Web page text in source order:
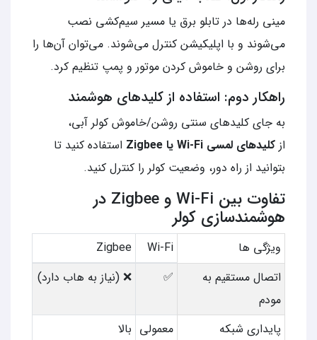
مینی رله‌ها در تابلو برق یا مسیر سیم‌کشی نصب
می‌شوند و با اپلیکیشن کنترل می‌شوند. می‌توان آن‌ها را
برای روشن و خاموش کردن موتور و پمپ تنظیم کرد.
راهکار دوم: استفاده از کلیدهای هوشمند
به جای کلیدهای سنتی روشن/خاموش کولر آبی،
از کلیدهای لمسی Wi-Fi یا Zigbee
استفاده کنید تا
بتوانید از راه دور، وضعیت کولر را کنترل کنید.
تفاوت بین Wi-Fi و Zigbee در
هوشمندسازی کولر
ویژگی ها Wi-Fi
Zigbee
اتصال مستقیم به
مودم
✅ ❌ (نیاز به هاب دارد)
پایداری شبکه معمولی بالا